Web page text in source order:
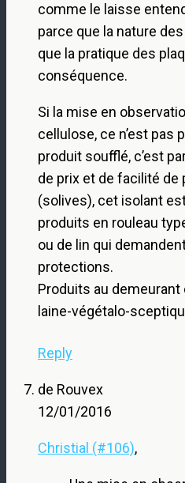
comme le laisse
parce que la nature
que la pratique des
conséquence.
Si la mise en
cellulose, ce n’est pas
produit soufflé, c’est
de prix et de facilité
(solives), cet isolant
produits en rouleau
ou de lin qui
protections.
Produits au demeurant
laine-végétalo-
Reply
de Rouvex
12/01/2016
Christial (#106),